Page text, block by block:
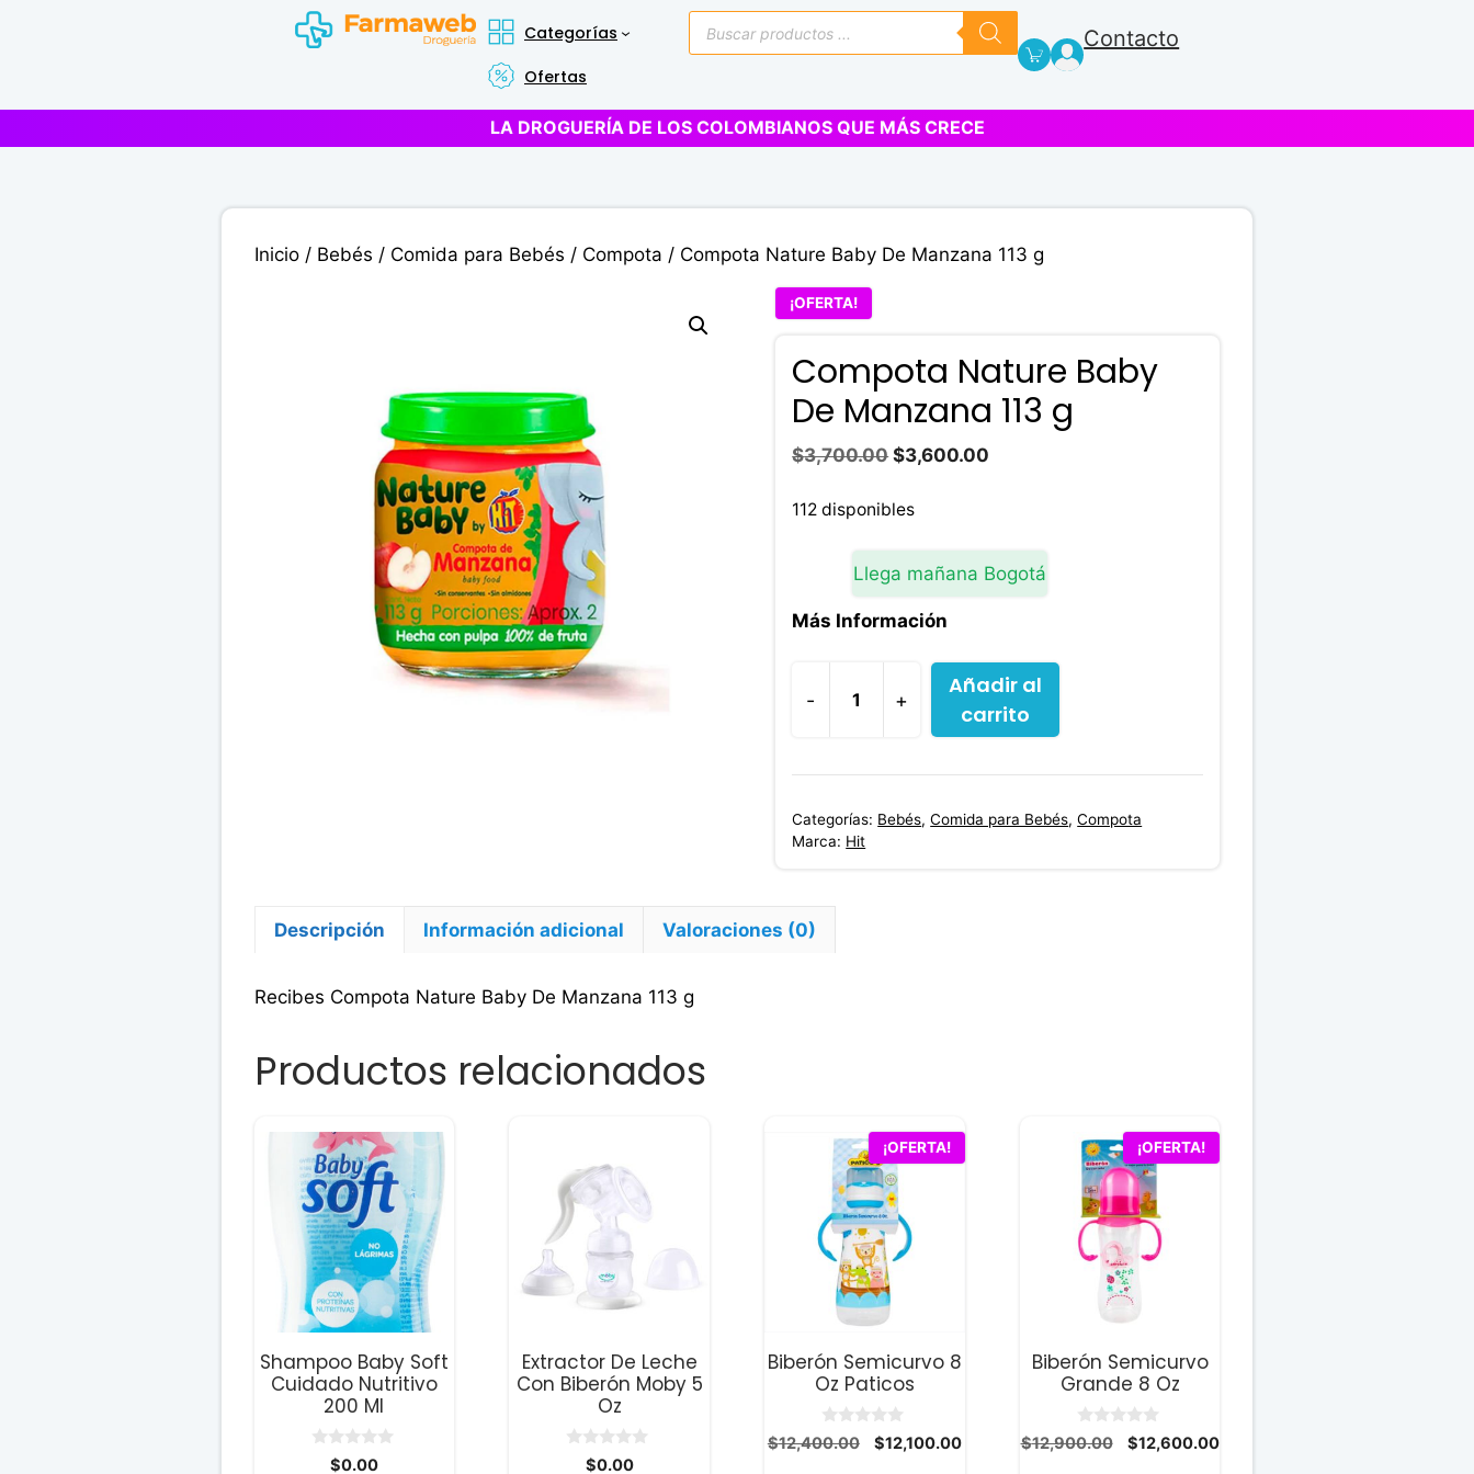
Categorías
Ofertas
Búsqueda
de
productos
Contacto
LA DROGUERÍA DE LOS COLOMBIANOS QUE MÁS CRECE
Inicio/ Bebés / Comida para Bebés / Compota / Compota Nature Baby De Manzana 113 g
¡OFERTA!
Compota Nature Baby
De Manzana 113 g
$3,700.00El
original
$3,700.00.
$3,600.00
$3,600.00.
112 disponibles
Llega mañana Bogotá
Más Información
-
Compota
Nature
Baby
Manzana
cantidad
+
Añadir al
carrito
Categorías: Bebés,Comida para Bebés,Compota
Marca: Hit
Descripción Información adicional Valoraciones (0)
Recibes Compota Nature Baby De Manzana 113 g
Productos relacionados
Shampoo Baby Soft
Cuidado Nutritivo
200 Ml
$0.00
Extractor De Leche
Con Biberón Moby 5
Oz
$0.00
¡OFERTA!
Biberón Semicurvo 8
Oz Paticos
0
d
$12,400.00
El
$12,100.00El
¡OFERTA!
Biberón Semicurvo
Grande 8 Oz
0
d
$12,900.00
El
$12,600.00El